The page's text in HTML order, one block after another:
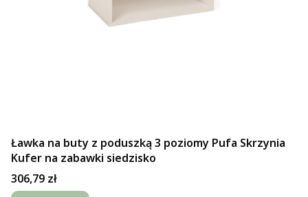
Ławka na buty z poduszką 3 poziomy Pufa Skrzynia
Kufer na zabawki siedzisko
Cena
306,79 zł